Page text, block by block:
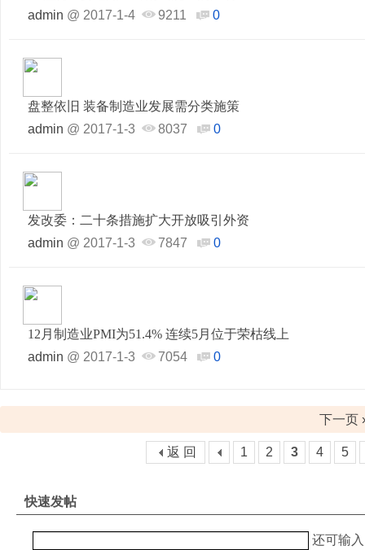
admin @ 2017-1-4 9211 0
盘整依旧 装备制造业发展需分类施策
admin @ 2017-1-3 8037 0
发改委：二十条措施扩大开放吸引外资
admin @ 2017-1-3 7847 0
12月制造业PMI为51.4% 连续5月位于荣枯线上
admin @ 2017-1-3 7054 0
下一页
1 2 3 4 5
返 回
快速发帖
还可输